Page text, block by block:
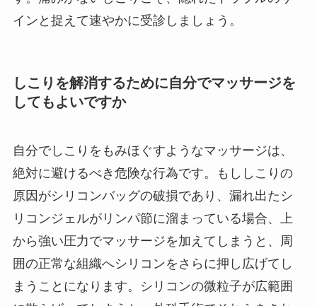
インと捉えて速やかに受診しましょう。
しこりを解消するために自分でマッサージを
してもよいですか
自分でしこりをもみほぐすようなマッサージは、
絶対に避けるべき危険な行為です。もししこりの
原因がシリコンバッグの破損であり、漏れ出たシ
リコンジェルがリンパ節に溜まっている場合、上
から強い圧力でマッサージを加えてしまうと、周
囲の正常な組織へシリコンをさらに押し広げてし
まうことになります。シリコンの微粒子が広範囲